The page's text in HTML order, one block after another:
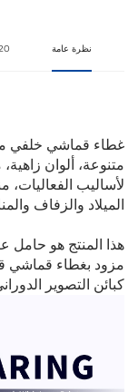
نظرة عامة 20+ Years Source factory
غطاء قماشي خلفي
متنوعة، ألوان
لأساليب الفعاليات،
الميلاد والزفاف
هذا المنتج هو حامل
مزود بغطاء قماشي
كبائن التصوير الدوراني 360 درجة وعروض العلامات التجارية.